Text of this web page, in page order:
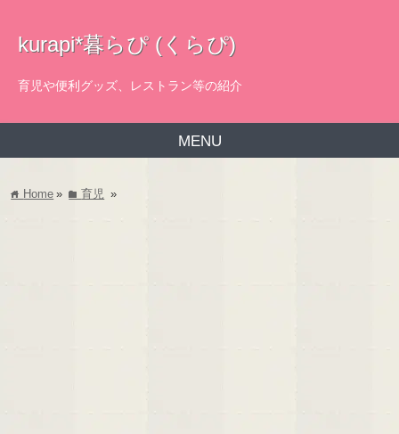
kurapi*暮らぴ (くらぴ)
育児や便利グッズ、レストラン等の紹介
MENU
home Home » folder 育児 »